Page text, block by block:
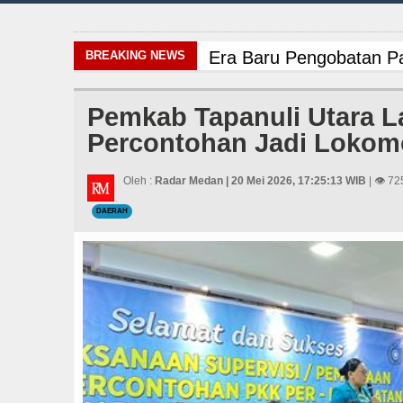
BREAKING NEWS Era Baru Pengobatan
PD AIJ Sumut Kembali
Danrem 011
Bupati Taput Sambut
LGB Minus T dan Q
Rico Waas Nonaktifkan
Chelsea Tumbang
Pemkab Tapanuli Utara
Percontohan Jadi
Oleh : Radar Medan | 20 Mei 2026, 17:25:13 WIB | 👁
DAERAH